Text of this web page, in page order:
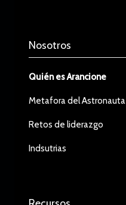
Nosotros
Quién es Arancione
Metafora del Astronauta
Retos de liderazgo
Indsutrias